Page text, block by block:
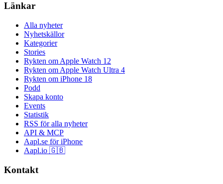
Länkar
Alla nyheter
Nyhetskällor
Kategorier
Stories
Rykten om Apple Watch 12
Rykten om Apple Watch Ultra 4
Rykten om iPhone 18
Podd
Skapa konto
Events
Statistik
RSS för alla nyheter
API & MCP
Aapl.se för iPhone
Aapl.io 🇬🇧
Kontakt